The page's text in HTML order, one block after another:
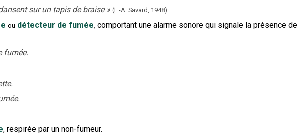
sur un tapis de braise » (F.-A. Savard, 1948).
ou détecteur de fumée, comportant une alarme sonore qui signale la présence de
fumée.
, respirée par un non-fumeur.